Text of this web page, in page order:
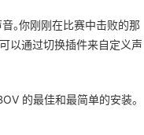
。你刚刚在比赛中击败的那
以通过切换插件来自定义声
的最佳和最简单的安装。